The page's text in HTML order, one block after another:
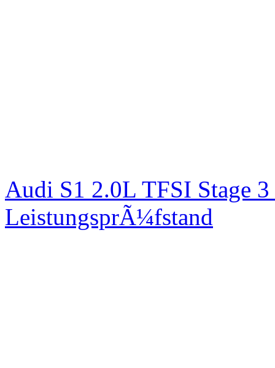
Audi S1 2.0L TFSI Stage
LeistungsprÃ¼fstand